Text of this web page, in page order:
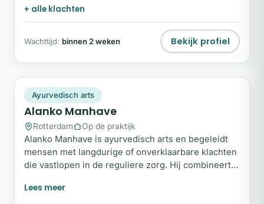
+ alle klachten
Wachttijd: binnen 2 weken Bekijk profiel
Snel beschikbaar
Ayurvedisch arts
Alanko Manhave
Rotterdam Op de praktijk
Alanko Manhave is ayurvedisch arts en begeleidt
mensen met langdurige of onverklaarbare klachten
die vastlopen in de reguliere zorg. Hij combineert
polsdiagnose om inzicht te geven in de